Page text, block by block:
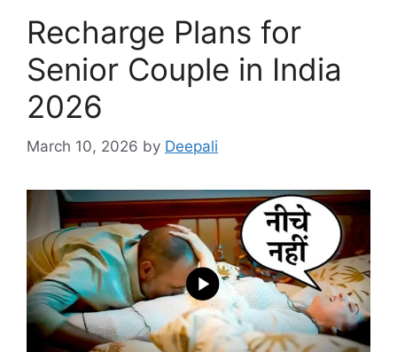
Recharge Plans for
Senior Couple in India
2026
March 10, 2026 by Deepali